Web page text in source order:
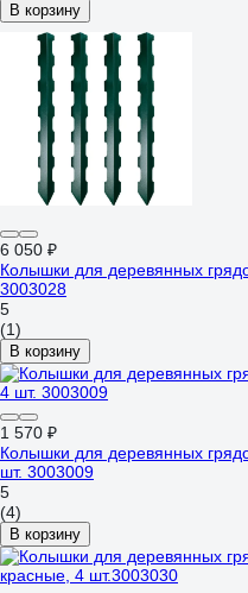
В корзину
6 050 ₽
Колышки для деревянных
3003028
5
(1)
В корзину
1 570 ₽
Колышки для деревянных
шт. 3003009
5
(4)
В корзину